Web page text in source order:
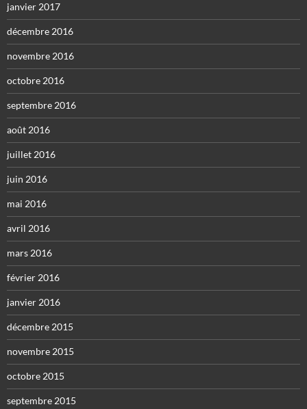
janvier 2017
décembre 2016
novembre 2016
octobre 2016
septembre 2016
août 2016
juillet 2016
juin 2016
mai 2016
avril 2016
mars 2016
février 2016
janvier 2016
décembre 2015
novembre 2015
octobre 2015
septembre 2015